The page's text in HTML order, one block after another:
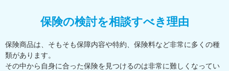
保険の検討を相談すべき理由
保険商品は、そもそも保障内容や特約、保険料など非常に多くの種
類があります。
その中から自身に合った保険を見つけるのは非常に難しくなってい